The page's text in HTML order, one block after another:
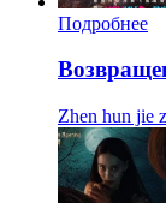
Подробнее
Zhen hun jie